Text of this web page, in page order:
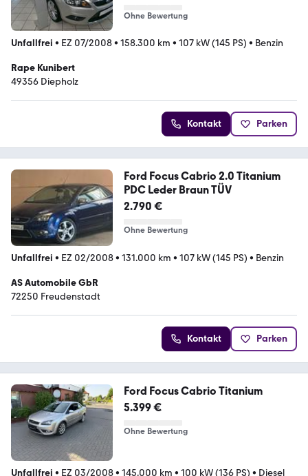
Ohne Bewertung
Unfallfrei • EZ 07/2008• 158.300 km • 107 kW (145 PS) • Benzin
Rape Kunibert
49356 Diepholz
Kontakt Parken
Ford Focus Cabrio 2.0 Titanium
PDC Leder Braun TÜV
2.790 €
Ohne Bewertung
Unfallfrei • EZ 02/2008• 131.000 km • 107 kW (145 PS) • Benzin
AS Automobile GbR
72250 Freudenstadt
Kontakt Parken
Ford Focus Cabrio Titanium
5.399 €
Ohne Bewertung
Unfallfrei • EZ 03/2008• 145.000 km • 100 kW (136 PS) • Diesel